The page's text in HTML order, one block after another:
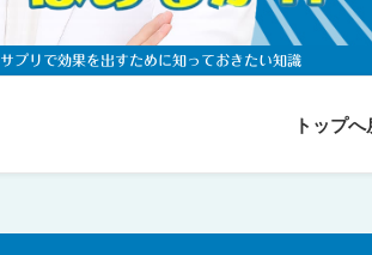
サプリで効果を出すために知っておきたい知識
トップ